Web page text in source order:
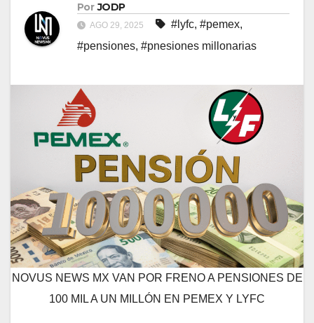
Por JODP
AGO 29, 2025 #lyfc, #pemex,
#pensiones, #pnesiones millonarias
NOVUS NEWS MX VAN POR FRENO A PENSIONES DE
100 MIL A UN MILLÓN EN PEMEX Y LYFC